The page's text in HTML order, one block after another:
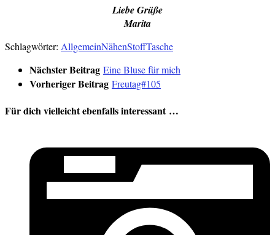
Liebe Grüße
Marita
Schlagwörter: AllgemeinNähenStoffTasche
Nächster Beitrag Eine Bluse für mich
Vorheriger Beitrag Freutag#105
Für dich vielleicht ebenfalls interessant …